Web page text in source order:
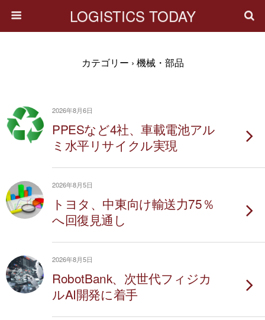
LOGISTICS TODAY
カテゴリー › 機械・部品
2026年8月6日
PPESなど4社、車載電池アル
ミ水平リサイクル実現
2026年8月5日
トヨタ、中東向け輸送力75％
へ回復見通し
2026年8月5日
RobotBank、次世代フィジカ
ルAI開発に着手